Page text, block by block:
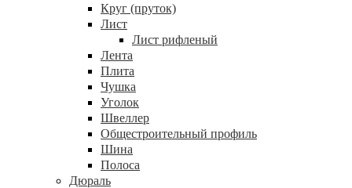
Круг (пруток)
Лист
Лист рифленый
Лента
Плита
Чушка
Уголок
Швеллер
Общестроительный профиль
Шина
Полоса
Дюраль